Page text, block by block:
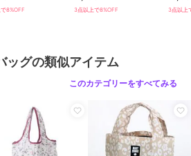
8%OFF 3点以上で8%OFF 3点以上
ッグの類似アイテム
このカテゴリーをすべてみる